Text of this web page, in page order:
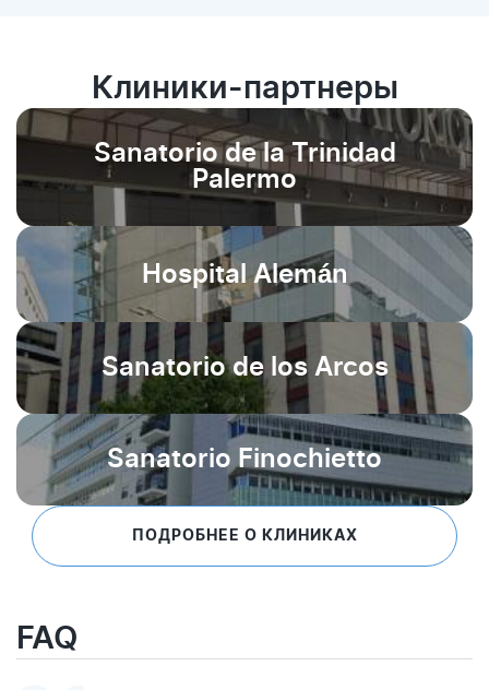
Клиники-партнеры
Sanatorio de la Trinidad
Palermo
Hospital Alemán
Sanatorio de los Arcos
Sanatorio Finochietto
ПОДРОБНЕЕ О КЛИНИКАХ
FAQ